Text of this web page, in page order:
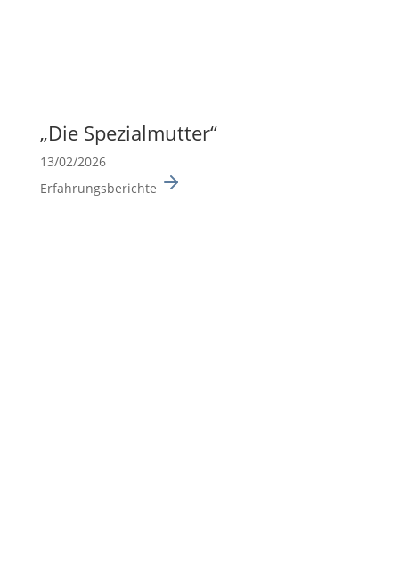
„Die Spezi­al­mutter“
13/02/2026
Erfahrungsberichte